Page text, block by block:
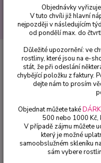
Fuchsie Impudance -
Impudance - 1
Objednávky
V tuto chvíli již hlavní
nejpozději v následujícím
od pondělí max. do
Důležité upozornění: ve
rostliny, které jsou na e-
stát, že při odeslání
chybějící položku z faktury.
dejte nám to prosím
Objednat můžete také
500 nebo 1000 Kč,
V případě zájmu můžete
který je možné
samoobslužném skleníku
sám vybere